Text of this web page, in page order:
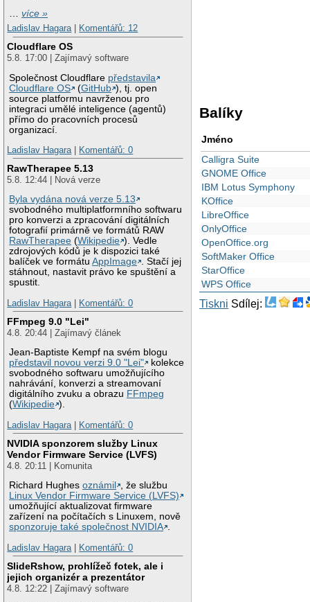
…více »
Ladislav Hagara| Komentářů: 12
Cloudflare OS
5.8. 17:00 | Zajímavý software
Společnost Cloudflare představila
Cloudflare OS
(GitHub ), tj. open
source platformu navrženou pro
integraci umělé inteligence (agentů)
přímo do pracovních procesů
organizací.
Ladislav Hagara| Komentářů: 0
RawTherapee 5.13
5.8. 12:44 | Nová verze
Byla vydána nová verze 5.13
svobodného multiplatformního softwaru
pro konverzi a zpracování digitálních
fotografií primárně ve formátů RAW
RawTherapee (Wikipedie ). Vedle
zdrojových kódů je k dispozici také
balíček ve formátuAppImage . Stačí jej
stáhnout, nastavit právo ke spuštění a
spustit.
Ladislav Hagara| Komentářů: 0
FFmpeg 9.0 "Lei"
4.8. 20:44 | Zajímavý článek
Jean-Baptiste Kempf na svém blogu
představil novou verzi 9.0 "Lei"
kolekce
svobodného softwaru umožňujícího
nahrávání, konverzi a streamovaní
digitálního zvuku a obrazu FFmpeg
(Wikipedie ).
Ladislav Hagara| Komentářů: 0
NVIDIA sponzorem služby Linux
Vendor Firmware Service (LVFS)
4.8. 20:11 | Komunita
Richard Hughesoznámil
, že službu
Linux Vendor Firmware Service (LVFS)
umožňující aktualizovat firmware
zařízení na počítačích s Linuxem, nově
sponzoruje také společnost NVIDIA .
Ladislav Hagara| Komentářů: 0
SlideRshow, prohlížeč fotek, ale i
jejich organizér a prezentátor
4.8. 12:22 | Zajímavý software
Balíky
Jméno
Calligra Suite
GNOME Office
IBM Lotus Symphony
KOffice
LibreOffice
OnlyOffice
OpenOffice.org
SoftMaker Office
StarOffice
WPS Office
Tiskni Sdílej: